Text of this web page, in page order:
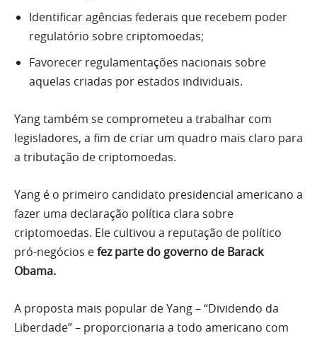
Identificar agências federais que recebem poder
regulatório sobre criptomoedas;
Favorecer regulamentações nacionais sobre
aquelas criadas por estados individuais.
Yang também se comprometeu a trabalhar com
legisladores, a fim de criar um quadro mais claro para
a tributação de criptomoedas.
Yang é o primeiro candidato presidencial americano a
fazer uma declaração política clara sobre
criptomoedas. Ele cultivou a reputação de político
pró-negócios efez parte do governo de Barack
Obama.
A proposta mais popular de Yang – “Dividendo da
Liberdade” – proporcionaria a todo americano com